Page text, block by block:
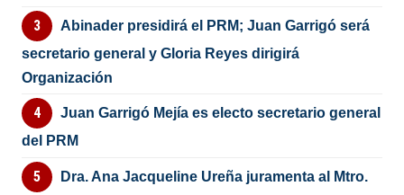
Abinader presidirá el PRM; Juan Garrigó será
secretario general y Gloria Reyes dirigirá
Organización
Juan Garrigó Mejía es electo secretario general
del PRM
Dra. Ana Jacqueline Ureña juramenta al Mtro.